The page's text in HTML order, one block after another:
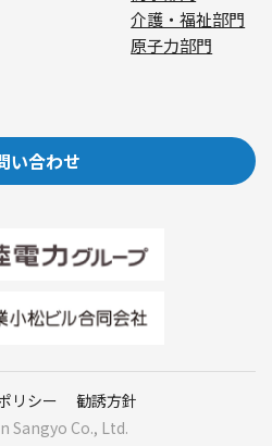
介護・福祉部門
原子力部門
い合わせ
リシー
勧誘方針
Sangyo Co., Ltd.